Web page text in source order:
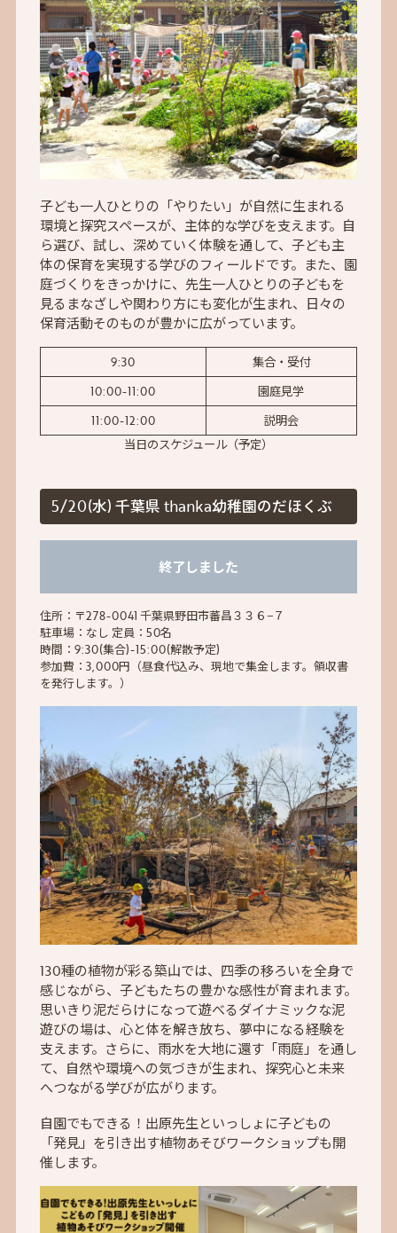
子ども一人ひとりの「やりたい」が自然に生まれる
環境と探究スペースが、主体的な学びを支えます。自
ら選び、試し、深めていく体験を通して、子ども主
体の保育を実現する学びのフィールドです。また、園
庭づくりをきっかけに、先生一人ひとりの子どもを
見るまなざしや関わり方にも変化が生まれ、日々の
保育活動そのものが豊かに広がっています。
9:30
集合・受付
10:00-11:00
園庭見学
11:00-12:00
説明会
当日のスケジュール（予定）
5/20(水) 千葉県 thanka幼稚園のだほくぶ
終了しました
住所：〒278-0041 千葉県野田市蕃昌３３６−７
駐車場：なし 定員：50名
時間：9:30(集合)-15:00(解散予定)
参加費：3,000円（昼食代込み、現地で集金します。領収書
を発行します。）
130種の植物が彩る築山では、四季の移ろいを全身で
感じながら、子どもたちの豊かな感性が育まれます。
思いきり泥だらけになって遊べるダイナミックな泥
遊びの場は、心と体を解き放ち、夢中になる経験を
支えます。さらに、雨水を大地に還す「雨庭」を通し
て、自然や環境への気づきが生まれ、探究心と未来
へつながる学びが広がります。
自園でもできる！出原先生といっしょに子どもの
「発見」を引き出す植物あそびワークショップも開
催します。